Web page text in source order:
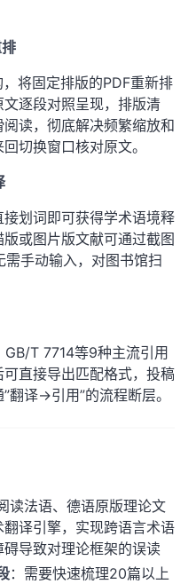
将固定排版的PDF重新排
逐段对照呈现，排版清
读，彻底解决频繁缩放和
切换窗口核对原文。
划词即可获得学术语境释
或图片版文献可通过截图
需手动输入，对图书馆扫
T 7714等9种主流引用
直接导出匹配格式，投稿
翻译→引用”的流程断层。
读法语、德语原版理论文
译引擎，实现跨语言术语
导致对理论框架的误读
：需要快速梳理20篇以上